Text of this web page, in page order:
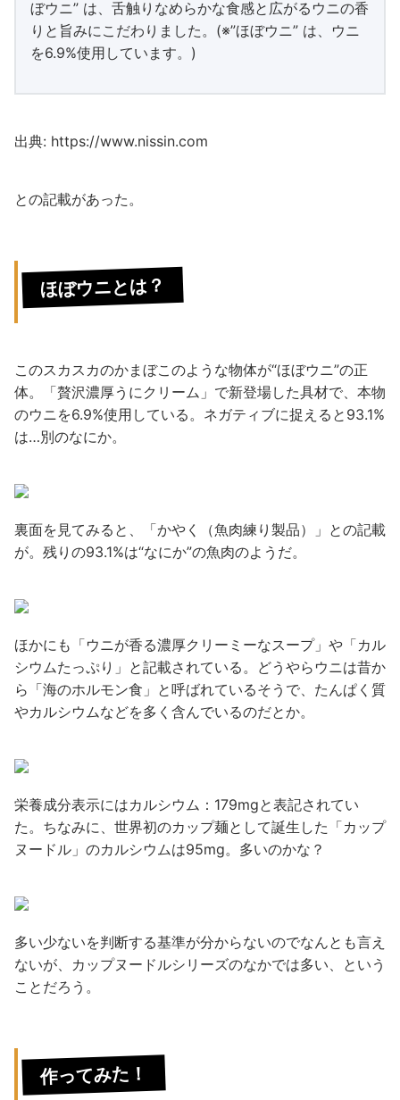
ぼウニ” は、舌触りなめらかな食感と広がるウニの香
りと旨みにこだわりました。(※”ほぼウニ” は、ウニ
を6.9%使用しています。)
出典: https://www.nissin.com
との記載があった。
ほぼウニとは？
このスカスカのかまぼこのような物体が“ほぼウニ”の正
体。「贅沢濃厚うにクリーム」で新登場した具材で、本物
のウニを6.9%使用している。ネガティブに捉えると93.1%
は…別のなにか。
裏面を見てみると、「かやく（魚肉練り製品）」との記載
が。残りの93.1%は“なにか”の魚肉のようだ。
ほかにも「ウニが香る濃厚クリーミーなスープ」や「カル
シウムたっぷり」と記載されている。どうやらウニは昔か
ら「海のホルモン食」と呼ばれているそうで、たんぱく質
やカルシウムなどを多く含んでいるのだとか。
栄養成分表示にはカルシウム：179mgと表記されてい
た。ちなみに、世界初のカップ麺として誕生した「カップ
ヌードル」のカルシウムは95mg。多いのかな？
多い少ないを判断する基準が分からないのでなんとも言え
ないが、カップヌードルシリーズのなかでは多い、という
ことだろう。
作ってみた！